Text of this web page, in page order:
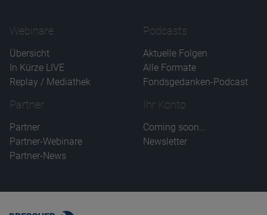
Webinare
Übersicht
In Kürze LIVE
Replay / Mediathek
Podcasts
Aktuelle Folgen
Alle Formate
Fondsgedanken-Podcast
Partner
Partner
Partner-Webinare
Partner-News
Ihr Konto
Coming soon...
Newsletter